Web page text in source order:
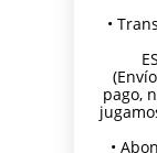
•
pago,
•